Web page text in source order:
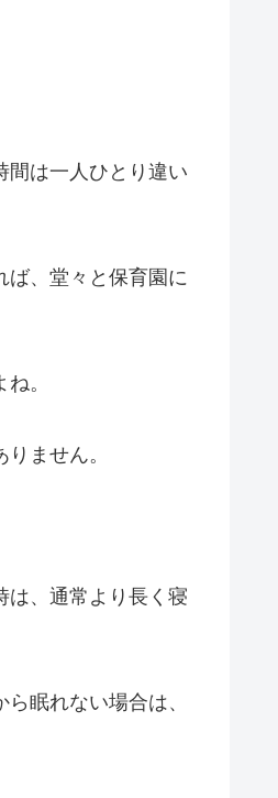
間は一人ひとり違い
ば、堂々と保育園に
。
ません。
は、通常より長く寝
眠れない場合は、